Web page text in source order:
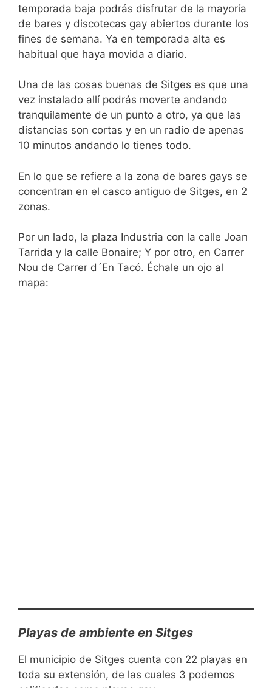
temporada baja podrás disfrutar de la mayoría
de bares y discotecas gay abiertos durante los
fines de semana. Ya en temporada alta es
habitual que haya movida a diario.
Una de las cosas buenas de Sitges es que una
vez instalado allí podrás moverte andando
tranquilamente de un punto a otro, ya que las
distancias son cortas y en un radio de apenas
10 minutos andando lo tienes todo.
En lo que se refiere a la zona de bares gays se
concentran en el casco antiguo de Sitges, en 2
zonas.
Por un lado, la plaza Industria con la calle Joan
Tarrida y la calle Bonaire; Y por otro, en Carrer
Nou de Carrer d´En Tacó. Échale un ojo al
mapa:
Playas de ambiente en Sitges
El municipio de Sitges cuenta con 22 playas en
toda su extensión, de las cuales 3 podemos